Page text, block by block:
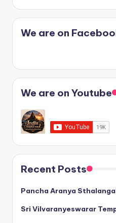
We are on
We are on Youtube
Recent Posts
Pancha Aranya
Sri Vilvaranyeswarar